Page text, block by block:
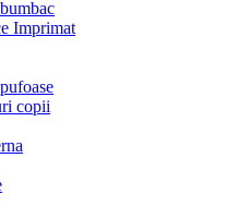
Imprimat
copii